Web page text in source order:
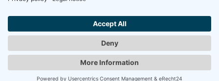
durch: Beirat Vegesack und Senator für Kultur- und
Ausländerintegration, Bremen
© 2008-2026 Senator für Kultur Bremen